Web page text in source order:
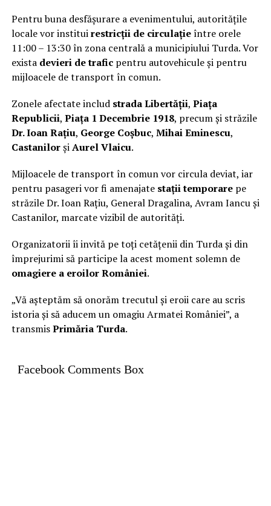
Pentru buna desfășurare a evenimentului, autoritățile
locale vor instituirestricții de circulațieîntre orele
11:00 – 13:30 în zona centrală a municipiului Turda. Vor
exista devieri de traficpentru autovehicule și pentru
mijloacele de transport în comun.
Zonele afectate includ strada Libertății, Piața
Republicii, Piața 1 Decembrie 1918, precum și străzile
Dr. Ioan Rațiu, George Coșbuc, Mihai Eminescu,
CastanilorșiAurel Vlaicu.
Mijloacele de transport în comun vor circula deviat, iar
pentru pasageri vor fi amenajate stații temporarepe
străzile Dr. Ioan Rațiu, General Dragalina, Avram Iancu și
Castanilor, marcate vizibil de autorități.
Organizatorii îi invită pe toți cetățenii din Turda și din
împrejurimi să participe la acest moment solemn de
omagiere a eroilor României.
„Vă așteptăm să onorăm trecutul și eroii care au scris
istoria și să aducem un omagiu Armatei României”, a
transmisPrimăria Turda.
Facebook Comments Box